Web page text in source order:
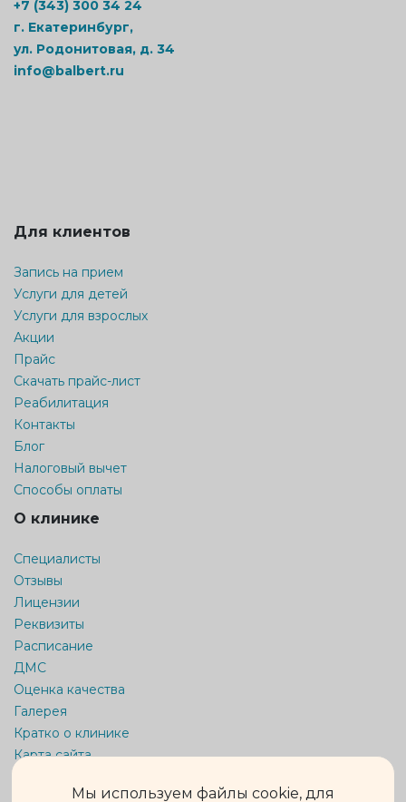
Мы используем файлы cookie, для
+7 (343) 300 34 24
г. Екатеринбург,
ул. Родонитовая, д. 34
info@balbert.ru
Для клиентов
Запись на прием
Услуги для детей
Услуги для взрослых
Акции
Прайс
Скачать прайс-лист
Реабилитация
Контакты
Блог
Налоговый вычет
Способы оплаты
О клинике
Специалисты
Отзывы
Лицензии
Реквизиты
Расписание
ДМС
Оценка качества
Галерея
Кратко о клинике
Карта сайта
Информация на сайте не является публичной офертой.